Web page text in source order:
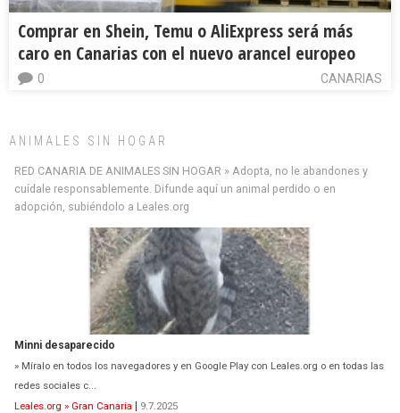
Comprar en Shein, Temu o AliExpress será más
caro en Canarias con el nuevo arancel europeo
CANARIAS
0
ANIMALES SIN HOGAR
RED CANARIA DE ANIMALES SIN HOGAR » Adopta, no le abandones y
cuídale responsablemente. Difunde aquí un animal perdido o en
adopción, subiéndolo a Leales.org
Minni desaparecido
» Míralo en todos los navegadores y en Google Play con Leales.org o en todas las
redes sociales c...
Leales.org » Gran Canaria | 9.7.2025